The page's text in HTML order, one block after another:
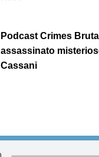
Podcast Crimes
assassinato
Cassani